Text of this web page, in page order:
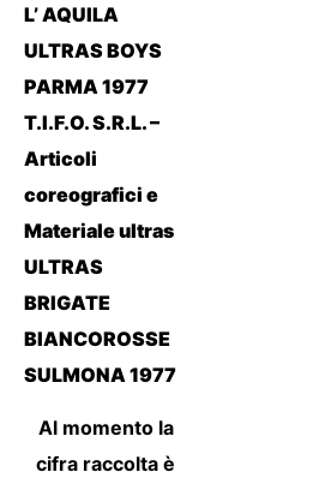
L’ AQUILA
ULTRAS BOYS
PARMA 1977
T.I.F.O. S.R.L. –
Articoli
coreografici e
Materiale ultras
ULTRAS
BRIGATE
BIANCOROSSE
SULMONA 1977
Al momento la
cifra raccolta è